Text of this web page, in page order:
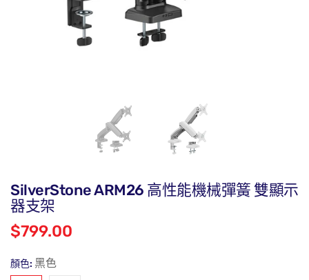
SilverStone ARM26 高性能機械彈簧 雙顯示
器支架
$799.00
顏色: 黑色